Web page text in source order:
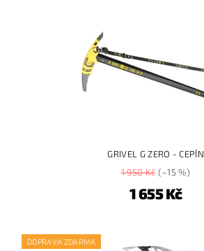
GRIVEL G ZERO - CEPÍN
1 950 Kč(–15 %)
1 655 Kč
DOPRAVA ZDARMA